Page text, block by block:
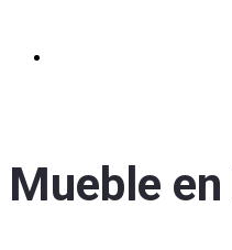
Mueble